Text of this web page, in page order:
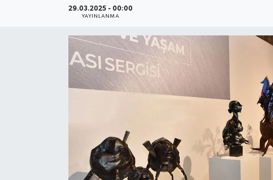
29.03.2025 - 00:00
YAYINLANMA
ŞİRKET PANO